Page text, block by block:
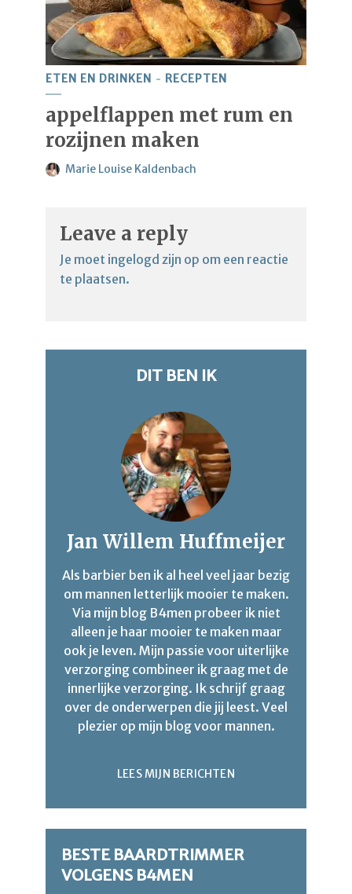
ETEN EN DRINKEN RECEPTEN
appelflappen met rum en
rozijnen maken
Marie Louise Kaldenbach
Leave a reply
Je moet ingelogd zijn op om een reactie
te plaatsen.
DIT BEN IK
Jan Willem Huffmeijer
Als barbier ben ik al heel veel jaar bezig
om mannen letterlijk mooier te maken.
Via mijn blog B4men probeer ik niet
alleen je haar mooier te maken maar
ook je leven. Mijn passie voor uiterlijke
verzorging combineer ik graag met de
innerlijke verzorging. Ik schrijf graag
over de onderwerpen die jij leest. Veel
plezier op mijn blog voor mannen.
LEES MIJN BERICHTEN
BESTE BAARDTRIMMER
VOLGENS B4MEN